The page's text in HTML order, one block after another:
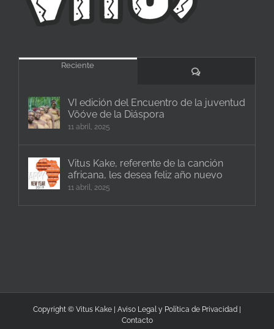
Reciente
Comentarios
VI edición del Encuentro de la juventud
Vöóve de la Diáspora
11 abril, 2025
Vitus Kake, referente de la canción
africana, les desea feliz año nuevo
11 abril, 2025
Copyright © Vitus Kake | Aviso Legal y Política de Privacidad
Contacto